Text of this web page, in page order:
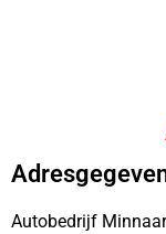
Autobedrijf Minnaar